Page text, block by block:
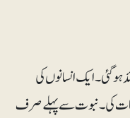
۔ ایک انسانوں کی
کی۔ نبوت سے پہلے صرف